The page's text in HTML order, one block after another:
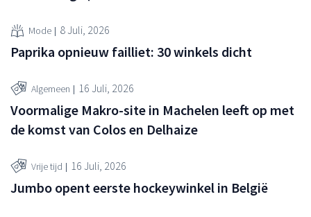
Mode 8 Juli, 2026
Paprika opnieuw failliet: 30 winkels dicht
Algemeen 16 Juli, 2026
Voormalige Makro-site in Machelen leeft op met
de komst van Colos en Delhaize
Vrije tijd 16 Juli, 2026
Jumbo opent eerste hockeywinkel in België